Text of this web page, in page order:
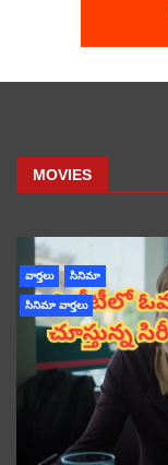
MOVIES
వార్తలు సినిమా
సినిమా వార్తలు